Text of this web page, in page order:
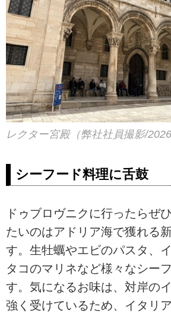
レクター宮殿（弊社社員撮影/2026
シーフード料理に舌鼓
ドゥブロヴニクに行ったらぜ
たいのはアドリア海で獲れる
す。生牡蠣やエビのパスタ、
タコのマリネなど様々なシー
す。気になるお味は、対岸の
強く受けているため、イタリ